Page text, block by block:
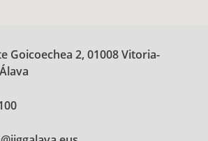
Goicoechea 2, 01008 Vitoria-